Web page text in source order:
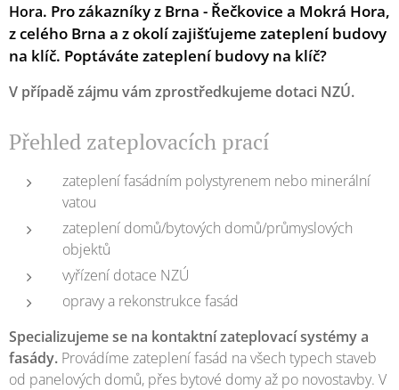
Hora. Pro zákazníky z Brna - Řečkovice a Mokrá Hora,
z celého Brna a z okolí zajišťujeme zateplení budovy
na klíč. Poptáváte zateplení budovy na klíč?
V případě zájmu vám zprostředkujeme dotaci NZÚ.
Přehled zateplovacích prací
zateplení fasádním polystyrenem nebo minerální
vatou
zateplení domů/bytových domů/průmyslových
objektů
vyřízení dotace NZÚ
opravy a rekonstrukce fasád
Specializujeme se na kontaktní zateplovací systémy a
fasády. Provádíme zateplení fasád na všech typech staveb
od panelových domů, přes bytové domy až po novostavby. V